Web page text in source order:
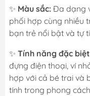
✨ Màu sắc: Đa dạng
phối hợp cùng nhiều
bạn trẻ nổi bật và tự
✨ Tính năng đặc
đựng điện thoại, ví
hợp với cả bé trai và
tính trong phong